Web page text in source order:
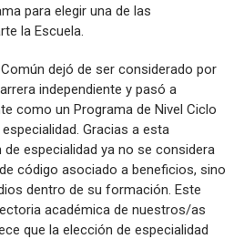
para elegir una de las
la Escuela.
dejó de ser considerado por
independiente y pasó a
como un Programa de Nivel Ciclo
Gracias a esta
especialidad ya no se considera
código asociado a beneficios, sino
dentro de su formación. Este
académica de nuestros/as
que la elección de especialidad